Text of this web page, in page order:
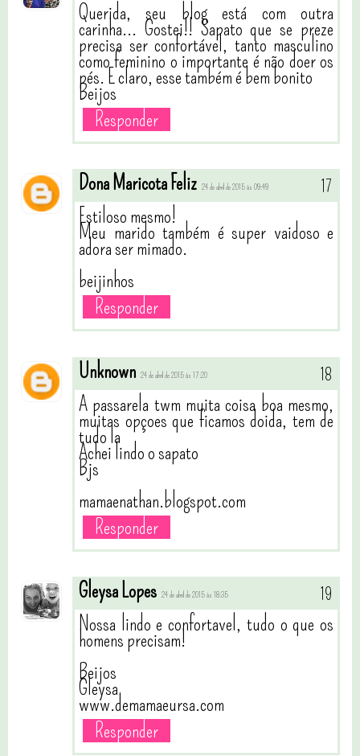
Querida, seu blog está com outra
carinha... Gostei!! Sapato que se preze
precisa ser confortável, tanto masculino
como feminino o importante é não doer os
pés. E claro, esse também é bem bonito
Beijos
Responder
Dona Maricota Feliz 24 de abril de 2015 às 09:49
Estiloso mesmo!
Meu marido também é super vaidoso e
adora ser mimado.
beijinhos
Responder
Unknown 24 de abril de 2015 às 17:20
A passarela twm muita coisa boa mesmo,
muitas opçoes que ficamos doida, tem de
tudo la
Achei lindo o sapato
Bjs
mamaenathan.blogspot.com
Responder
Gleysa Lopes 24 de abril de 2015 às 18:35
Nossa lindo e confortavel, tudo o que os
homens precisam!
Beijos
Gleysa
www.demamaeursa.com
Responder